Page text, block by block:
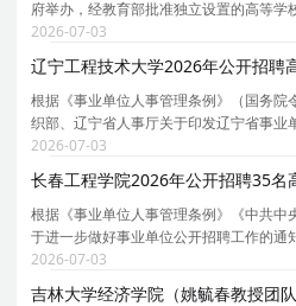
府举办，经教育部批准独立设置的高等学
教育中心、重庆市社区教育服务指导中心
学院，与重庆开放大学实行一套班子、两
2026-07-03
辽宁工程技术大学2026年公开招聘
根据《事业单位人事管理条例》（国务院
织部、辽宁省人事厅关于印发辽宁省事业
（辽人发[2007]1号）、《中共辽宁省委
部、人社部关于进一步规范事业单位公开
2026-07-03
长春工程学院2026年公开招聘35名
根据《事业单位人事管理条例》《中共中
于进一步做好事业单位公开招聘工作的通
《吉林省人民政府办公厅转发关于全面建
进人员公开招聘制度意见的通知》《关于
2026-07-03